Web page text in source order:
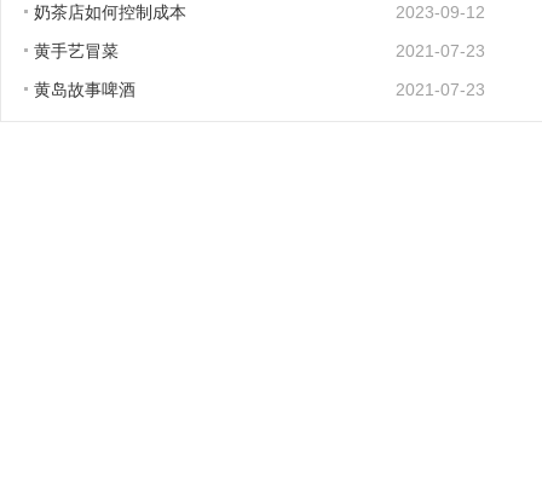
奶茶店如何控制成本
2023-09-12
黄手艺冒菜
2021-07-23
黄岛故事啤酒
2021-07-23